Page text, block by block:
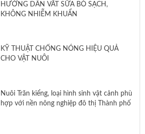
HƯỚNG DẪN VẮT SỮA BÒ SẠCH,
KHÔNG NHIỄM KHUẨN
KỸ THUẬT CHỐNG NÓNG HIỆU QUẢ
CHO VẬT NUÔI
Nuôi Trăn kiểng, loại hình sinh vật cảnh phù
hợp với nền nông nghiệp đô thị Thành phố